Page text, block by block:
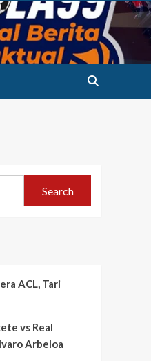
Search
ACL, Tari
vs Real
Arbeloa